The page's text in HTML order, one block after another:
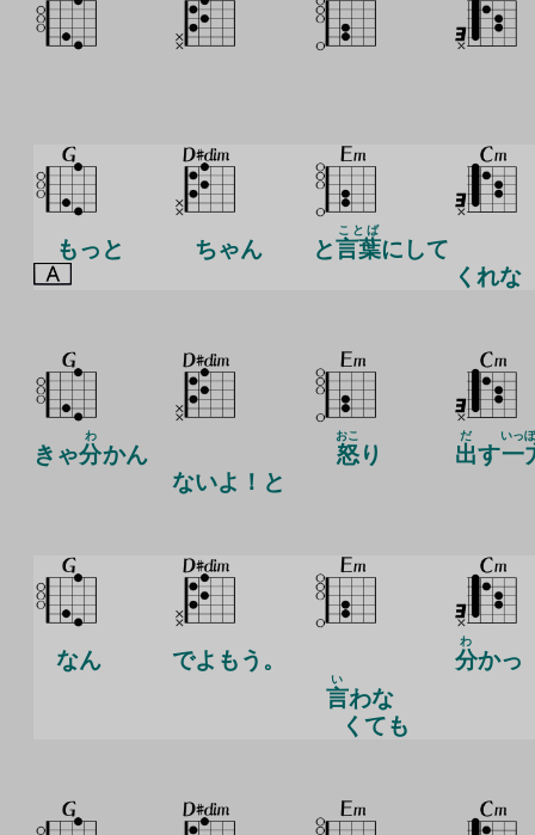
もっと ちゃん と言葉
ことば
にして
くれな
きゃ分
わ
かん
ないよ！と
怒
おこ
り 出
だ
す一
いっ
なん
でよもう。
言
い
わな
くても
分
わ
かっ